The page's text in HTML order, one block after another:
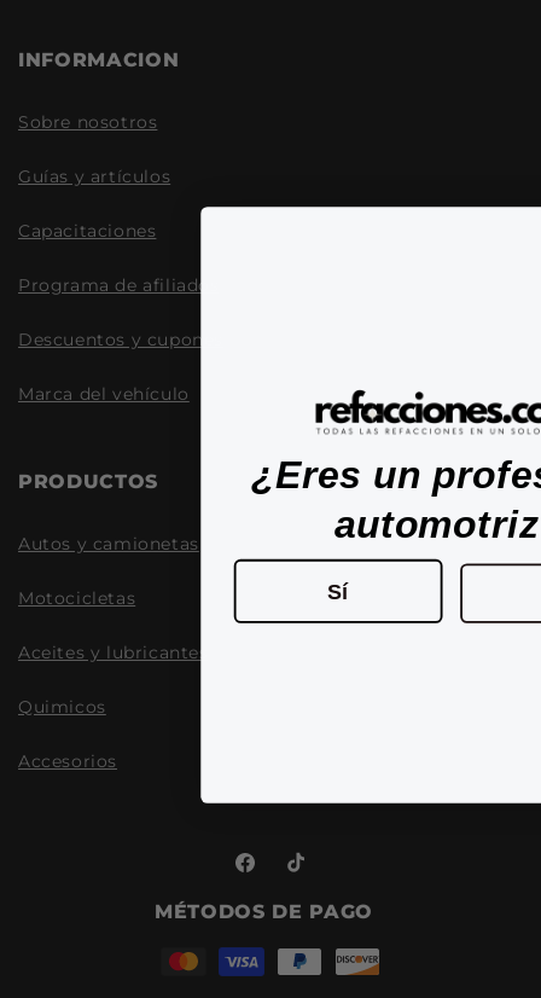
INFORMACION
Sobre nosotros
Guías y artículos
Capacitaciones
Programa de afiliados
Descuentos y cupones
Marca del vehículo
PRODUCTOS
Autos y camionetas
Motocicletas
Aceites y lubricantes
Quimicos
Accesorios
FacebookTikTok
MÉTODOS DE PAGO
¿Eres un
Sí